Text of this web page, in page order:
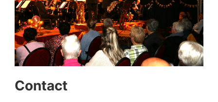
Contact